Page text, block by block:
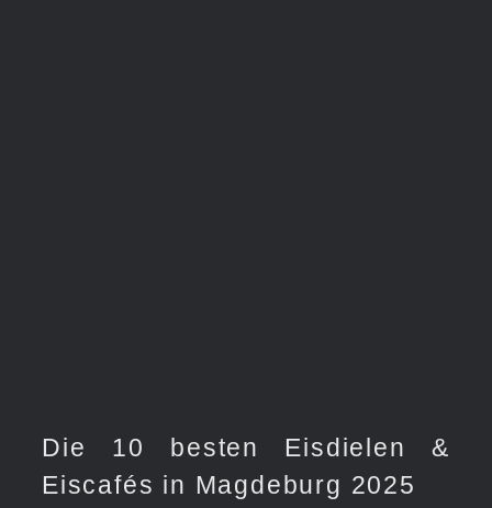
Die 10 besten Eisdielen &
Eiscafés in Magdeburg 2025